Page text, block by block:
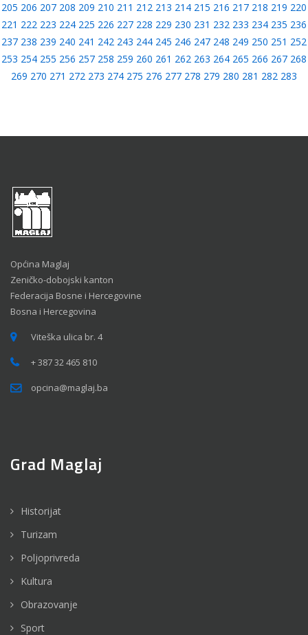
205 206 207 208 209 210 211 212 213 214 215 216 217 218 219 220
221 222 223 224 225 226 227 228 229 230 231 232 233 234 235 236
237 238 239 240 241 242 243 244 245 246 247 248 249 250 251 252
253 254 255 256 257 258 259 260 261 262 263 264 265 266 267 268
269 270 271 272 273 274 275 276 277 278 279 280 281 282 283
Općina Maglaj
Zeničko-dobojski kanton
Federacija Bosne i Hercegovine
Bosna i Hercegovina
Viteška ulica br. 4
+ 387 32 465 810
opcina@maglaj.ba
Grad Maglaj
Historijat
Turizam
Poljoprivreda
Kultura
Obrazovanje
Sport